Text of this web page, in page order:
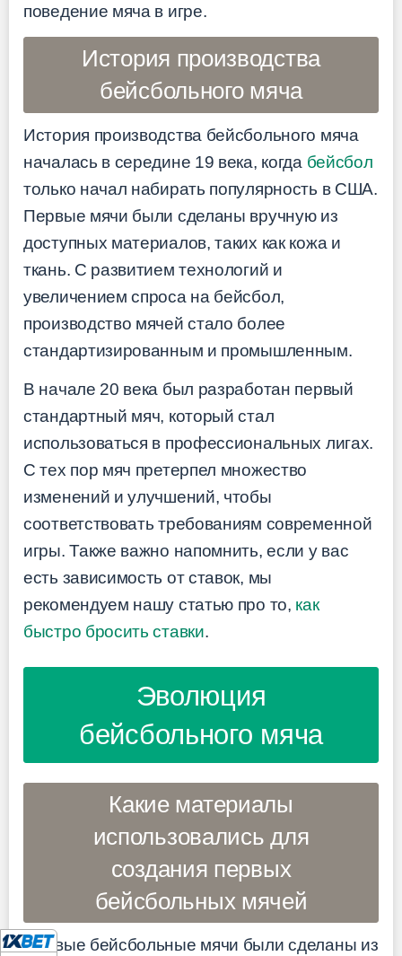
поведение мяча в игре.
История производства
бейсбольного мяча
История производства бейсбольного мяча
началась в середине 19 века, когда бейсбол
только начал набирать популярность в США.
Первые мячи были сделаны вручную из
доступных материалов, таких как кожа и
ткань. С развитием технологий и
увеличением спроса на бейсбол,
производство мячей стало более
стандартизированным и промышленным.
В начале 20 века был разработан первый
стандартный мяч, который стал
использоваться в профессиональных лигах.
С тех пор мяч претерпел множество
изменений и улучшений, чтобы
соответствовать требованиям современной
игры. Также важно напомнить, если у вас
есть зависимость от ставок, мы
рекомендуем нашу статью про то, как
быстро бросить ставки.
Эволюция
бейсбольного мяча
Какие материалы
использовались для
создания первых
бейсбольных мячей
Первые бейсбольные мячи были сделаны из